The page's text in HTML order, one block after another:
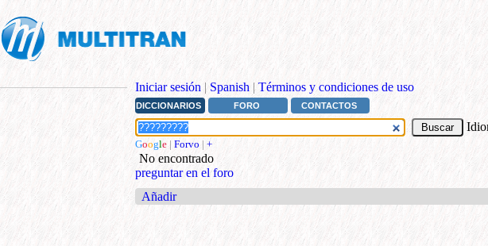
Iniciar sesión | Spanish | Términos y condiciones de uso
DICCIONARIOS FORO CONTACTOS
Google | Forvo | +
No encontrado
preguntar en el foro
Añadir